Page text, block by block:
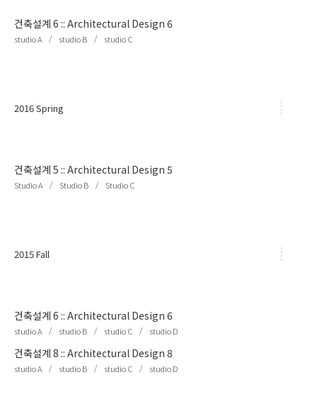
건축설계 6 :: Architectural Design 6
studio A / studio B / studio C
2016 Spring
건축설계 5 :: Architectural Design 5
Studio A / Studio B / Studio C
2015 Fall
건축설계 6 :: Architectural Design 6
studio A / studio B / studio C / studio D
건축설계 8 :: Architectural Design 8
studio A / studio B / studio C / studio D